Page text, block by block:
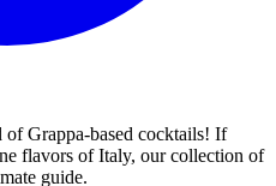
Grappa-based cocktails! If
flavors of Italy, our collection of
guide.